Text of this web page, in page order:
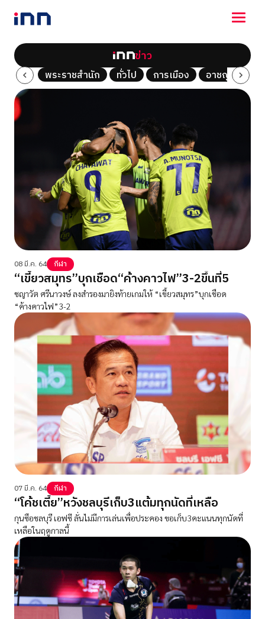
NEWS
ENTERTAINMENT
LIFESTYLE
HOROSCOPE
LOTTERY
ร่วมด้วยช่วยกัน
ข่าว
Tech พระราชสำนัก ทั่วไป การเมือง อาชญากรรม
08 มี.ค. 64 กีฬา
“เขี้ยวสมุทร”บุกเชือด“ค้างคาวไฟ”3-2ขึ้นที่5
ชญาวัต ศรีนาวงษ์ ลงสำรองมายิงท้ายเกมให้ “เขี้ยวสมุทร”บุกเชือด
“ค้างคาวไฟ”3-2
07 มี.ค. 64 กีฬา
“โค้ชเตี้ย”หวังชลบุรีเก็บ3แต้มทุกนัดที่เหลือ
กุนซือชลบุรี เอฟซี ลั่นไม่มีการเล่นเพื่อประคอง ขอเก็บ3คะแนนทุกนัดที่
เหลือในฤดูกาลนี้